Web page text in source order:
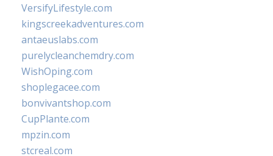
VersifyLifestyle.com
kingscreekadventures.com
antaeuslabs.com
purelycleanchemdry.com
WishOping.com
shoplegacee.com
bonvivantshop.com
CupPlante.com
mpzin.com
stcreal.com